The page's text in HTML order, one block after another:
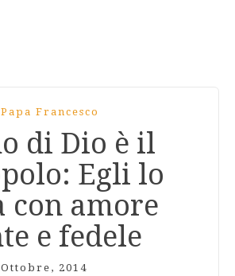
Francesco
di Dio è il
Egli lo
con amore
e fedele
2014